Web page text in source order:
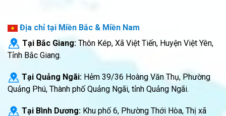
Địa chỉ tại Miền Bắc & Miền Nam
Tại Bắc Giang: Thôn Kép, Xã Việt Tiến, Huyện Việt Yên,
Tỉnh Bắc Giang.
Tại Quảng Ngãi: Hẻm 39/36 Hoàng Văn Thụ, Phường
Quảng Phú, Thành phố Quảng Ngãi, tỉnh Quảng Ngãi.
Tại Bình Dương: Khu phố 6, Phường Thới Hòa, Thị xã